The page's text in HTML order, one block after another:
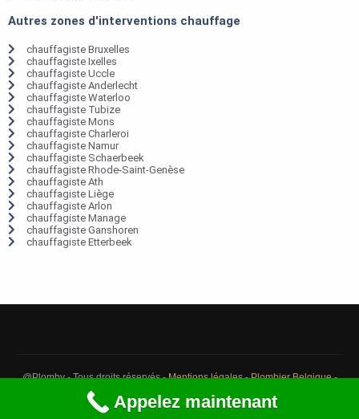
Autres zones d'interventions chauffage
chauffagiste Bruxelles
chauffagiste Ixelles
chauffagiste Uccle
chauffagiste Anderlecht
chauffagiste Waterloo
chauffagiste Tubize
chauffagiste Mons
chauffagiste Charleroi
chauffagiste Namur
chauffagiste Schaerbeek
chauffagiste Rhode-Saint-Genèse
chauffagiste Ath
chauffagiste Liège
chauffagiste Arlon
chauffagiste Manage
chauffagiste Ganshoren
chauffagiste Etterbeek
@Plomby - Tous droits réservés -Mentions légales-Plombier Belgique-
Débouchage Belgique
Appelez maintenant